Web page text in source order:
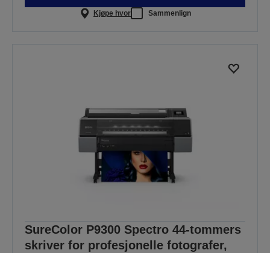
Kjøpe hvor Sammenlign
SureColor P9300 Spectro 44-tommers
skriver for profesjonelle fotografer,